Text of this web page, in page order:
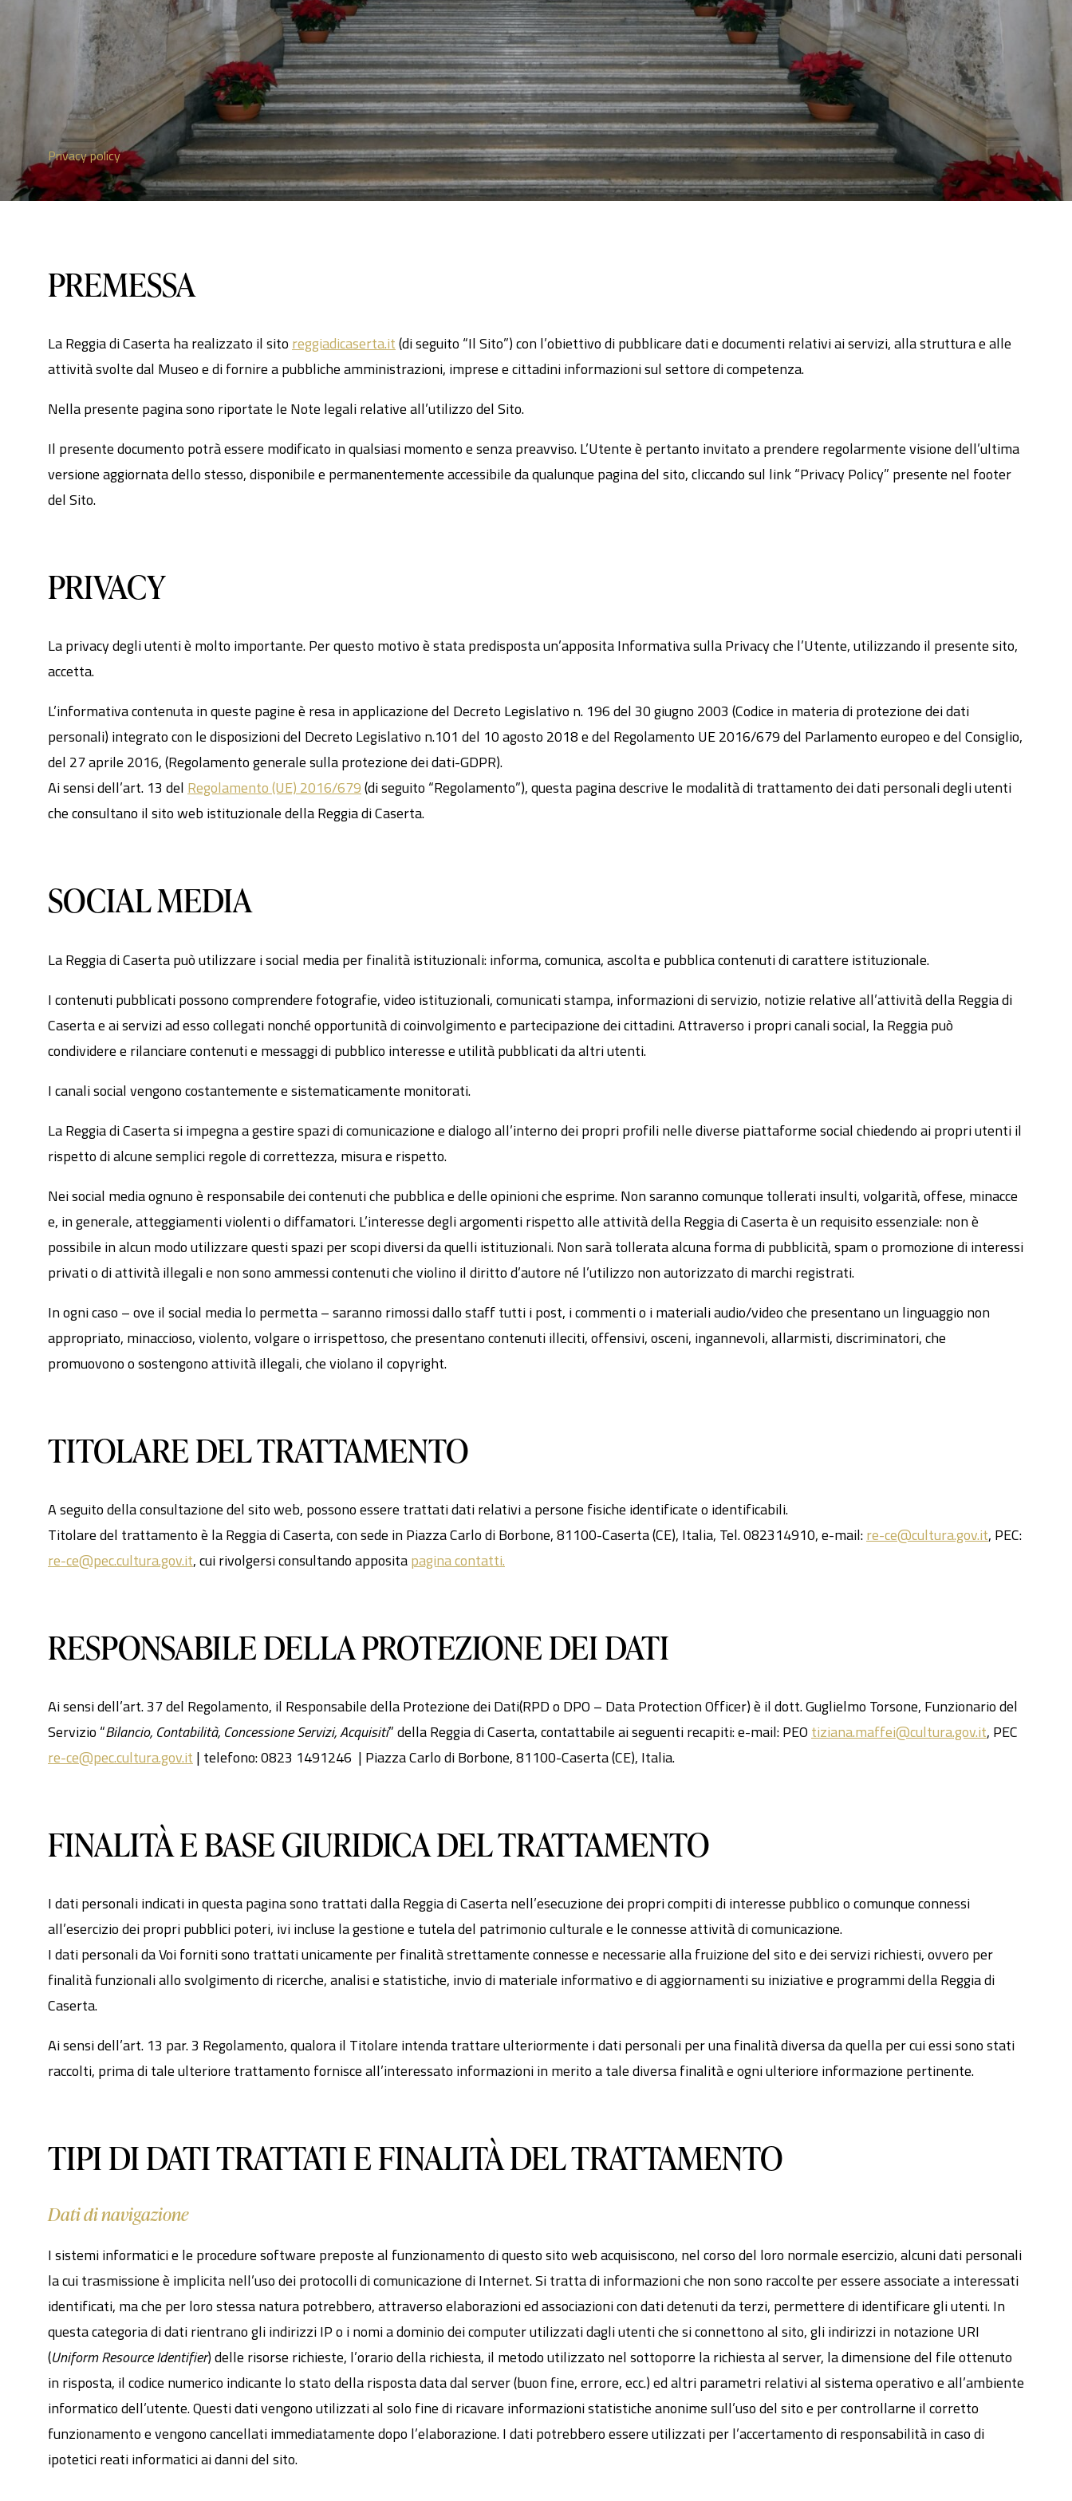
Privacy policy
PREMESSA
La Reggia di Caserta ha realizzato il sito reggiadicaserta.it(di seguito “Il Sito”) con l’obiettivo di pubblicare dati e documenti relativi ai servizi, alla struttura e alle
attività svolte dal Museo e di fornire a pubbliche amministrazioni, imprese e cittadini informazioni sul settore di competenza.
Nella presente pagina sono riportate le Note legali relative all’utilizzo del Sito.
Il presente documento potrà essere modificato in qualsiasi momento e senza preavviso. L’Utente è pertanto invitato a prendere regolarmente visione dell’ultima
versione aggiornata dello stesso, disponibile e permanentemente accessibile da qualunque pagina del sito, cliccando sul link “Privacy Policy” presente nel footer
del Sito.
PRIVACY
La privacy degli utenti è molto importante. Per questo motivo è stata predisposta un’apposita Informativa sulla Privacy che l’Utente, utilizzando il presente sito,
accetta.
L’informativa contenuta in queste pagine è resa in applicazione del Decreto Legislativo n. 196 del 30 giugno 2003 (Codice in materia di protezione dei dati
personali) integrato con le disposizioni del Decreto Legislativo n.101 del 10 agosto 2018 e del Regolamento UE 2016/679 del Parlamento europeo e del Consiglio,
del 27 aprile 2016, (Regolamento generale sulla protezione dei dati-GDPR).
Ai sensi dell’art. 13 del Regolamento (UE) 2016/679(di seguito “Regolamento”), questa pagina descrive le modalità di trattamento dei dati personali degli utenti
che consultano il sito web istituzionale della Reggia di Caserta.
SOCIAL MEDIA
La Reggia di Caserta può utilizzare i social media per finalità istituzionali: informa, comunica, ascolta e pubblica contenuti di carattere istituzionale.
I contenuti pubblicati possono comprendere fotografie, video istituzionali, comunicati stampa, informazioni di servizio, notizie relative all’attività della Reggia di
Caserta e ai servizi ad esso collegati nonché opportunità di coinvolgimento e partecipazione dei cittadini. Attraverso i propri canali social, la Reggia può
condividere e rilanciare contenuti e messaggi di pubblico interesse e utilità pubblicati da altri utenti.
I canali social vengono costantemente e sistematicamente monitorati.
La Reggia di Caserta si impegna a gestire spazi di comunicazione e dialogo all’interno dei propri profili nelle diverse piattaforme social chiedendo ai propri utenti il
rispetto di alcune semplici regole di correttezza, misura e rispetto.
Nei social media ognuno è responsabile dei contenuti che pubblica e delle opinioni che esprime. Non saranno comunque tollerati insulti, volgarità, offese, minacce
e, in generale, atteggiamenti violenti o diffamatori. L’interesse degli argomenti rispetto alle attività della Reggia di Caserta è un requisito essenziale: non è
possibile in alcun modo utilizzare questi spazi per scopi diversi da quelli istituzionali. Non sarà tollerata alcuna forma di pubblicità, spam o promozione di interessi
privati o di attività illegali e non sono ammessi contenuti che violino il diritto d’autore né l’utilizzo non autorizzato di marchi registrati.
In ogni caso – ove il social media lo permetta – saranno rimossi dallo staff tutti i post, i commenti o i materiali audio/video che presentano un linguaggio non
appropriato, minaccioso, violento, volgare o irrispettoso, che presentano contenuti illeciti, offensivi, osceni, ingannevoli, allarmisti, discriminatori, che
promuovono o sostengono attività illegali, che violano il copyright.
TITOLARE DEL TRATTAMENTO
A seguito della consultazione del sito web, possono essere trattati dati relativi a persone fisiche identificate o identificabili.
Titolare del trattamento è la Reggia di Caserta, con sede in Piazza Carlo di Borbone, 81100-Caserta (CE), Italia, Tel. 082314910, e-mail:re-ce@cultura.gov.it, PEC:
re-ce@pec.cultura.gov.it, cui rivolgersi consultando appositapagina contatti.
RESPONSABILE DELLA PROTEZIONE DEI DATI
Ai sensi dell’art. 37 del Regolamento, il Responsabile della Protezione dei Dati(RPD o DPO – Data Protection Officer) è il dott. Guglielmo Torsone, Funzionario del
Servizio “Bilancio, Contabilità, Concessione Servizi, Acquisiti” della Reggia di Caserta, contattabile ai seguenti recapiti: e-mail: PEO tiziana.maffei@cultura.gov.it, PEC
re-ce@pec.cultura.gov.it | telefono: 0823 1491246 | Piazza Carlo di Borbone, 81100-Caserta (CE), Italia.
FINALITÀ E BASE GIURIDICA DEL TRATTAMENTO
I dati personali indicati in questa pagina sono trattati dalla Reggia di Caserta nell’esecuzione dei propri compiti di interesse pubblico o comunque connessi
all’esercizio dei propri pubblici poteri, ivi incluse la gestione e tutela del patrimonio culturale e le connesse attività di comunicazione.
I dati personali da Voi forniti sono trattati unicamente per finalità strettamente connesse e necessarie alla fruizione del sito e dei servizi richiesti, ovvero per
finalità funzionali allo svolgimento di ricerche, analisi e statistiche, invio di materiale informativo e di aggiornamenti su iniziative e programmi della Reggia di
Caserta.
Ai sensi dell’art. 13 par. 3 Regolamento, qualora il Titolare intenda trattare ulteriormente i dati personali per una finalità diversa da quella per cui essi sono stati
raccolti, prima di tale ulteriore trattamento fornisce all’interessato informazioni in merito a tale diversa finalità e ogni ulteriore informazione pertinente.
TIPI DI DATI TRATTATI E FINALITÀ DEL TRATTAMENTO
Dati di navigazione
I sistemi informatici e le procedure software preposte al funzionamento di questo sito web acquisiscono, nel corso del loro normale esercizio, alcuni dati personali
la cui trasmissione è implicita nell’uso dei protocolli di comunicazione di Internet. Si tratta di informazioni che non sono raccolte per essere associate a interessati
identificati, ma che per loro stessa natura potrebbero, attraverso elaborazioni ed associazioni con dati detenuti da terzi, permettere di identificare gli utenti. In
questa categoria di dati rientrano gli indirizzi IP o i nomi a dominio dei computer utilizzati dagli utenti che si connettono al sito, gli indirizzi in notazione URI
(Uniform Resource Identifier) delle risorse richieste, l’orario della richiesta, il metodo utilizzato nel sottoporre la richiesta al server, la dimensione del file ottenuto
in risposta, il codice numerico indicante lo stato della risposta data dal server (buon fine, errore, ecc.) ed altri parametri relativi al sistema operativo e all’ambiente
informatico dell’utente. Questi dati vengono utilizzati al solo fine di ricavare informazioni statistiche anonime sull’uso del sito e per controllarne il corretto
funzionamento e vengono cancellati immediatamente dopo l’elaborazione. I dati potrebbero essere utilizzati per l’accertamento di responsabilità in caso di
ipotetici reati informatici ai danni del sito.